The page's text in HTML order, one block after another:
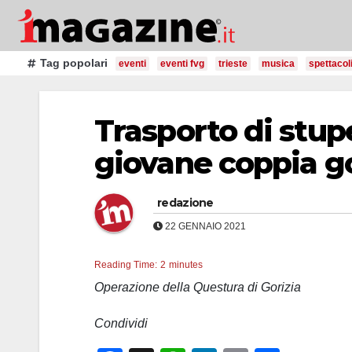
Salta
contenutoTag popolari eventi eventi fvg trieste musica spettacoli
Trasporto di
giovane coppia
redazione
22 GENNAIO 2021
Reading Time: 2 minutes
Operazione della Questura di Gorizia
Condividi